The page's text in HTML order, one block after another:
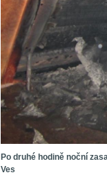
Po druhé hodině noční
Ves